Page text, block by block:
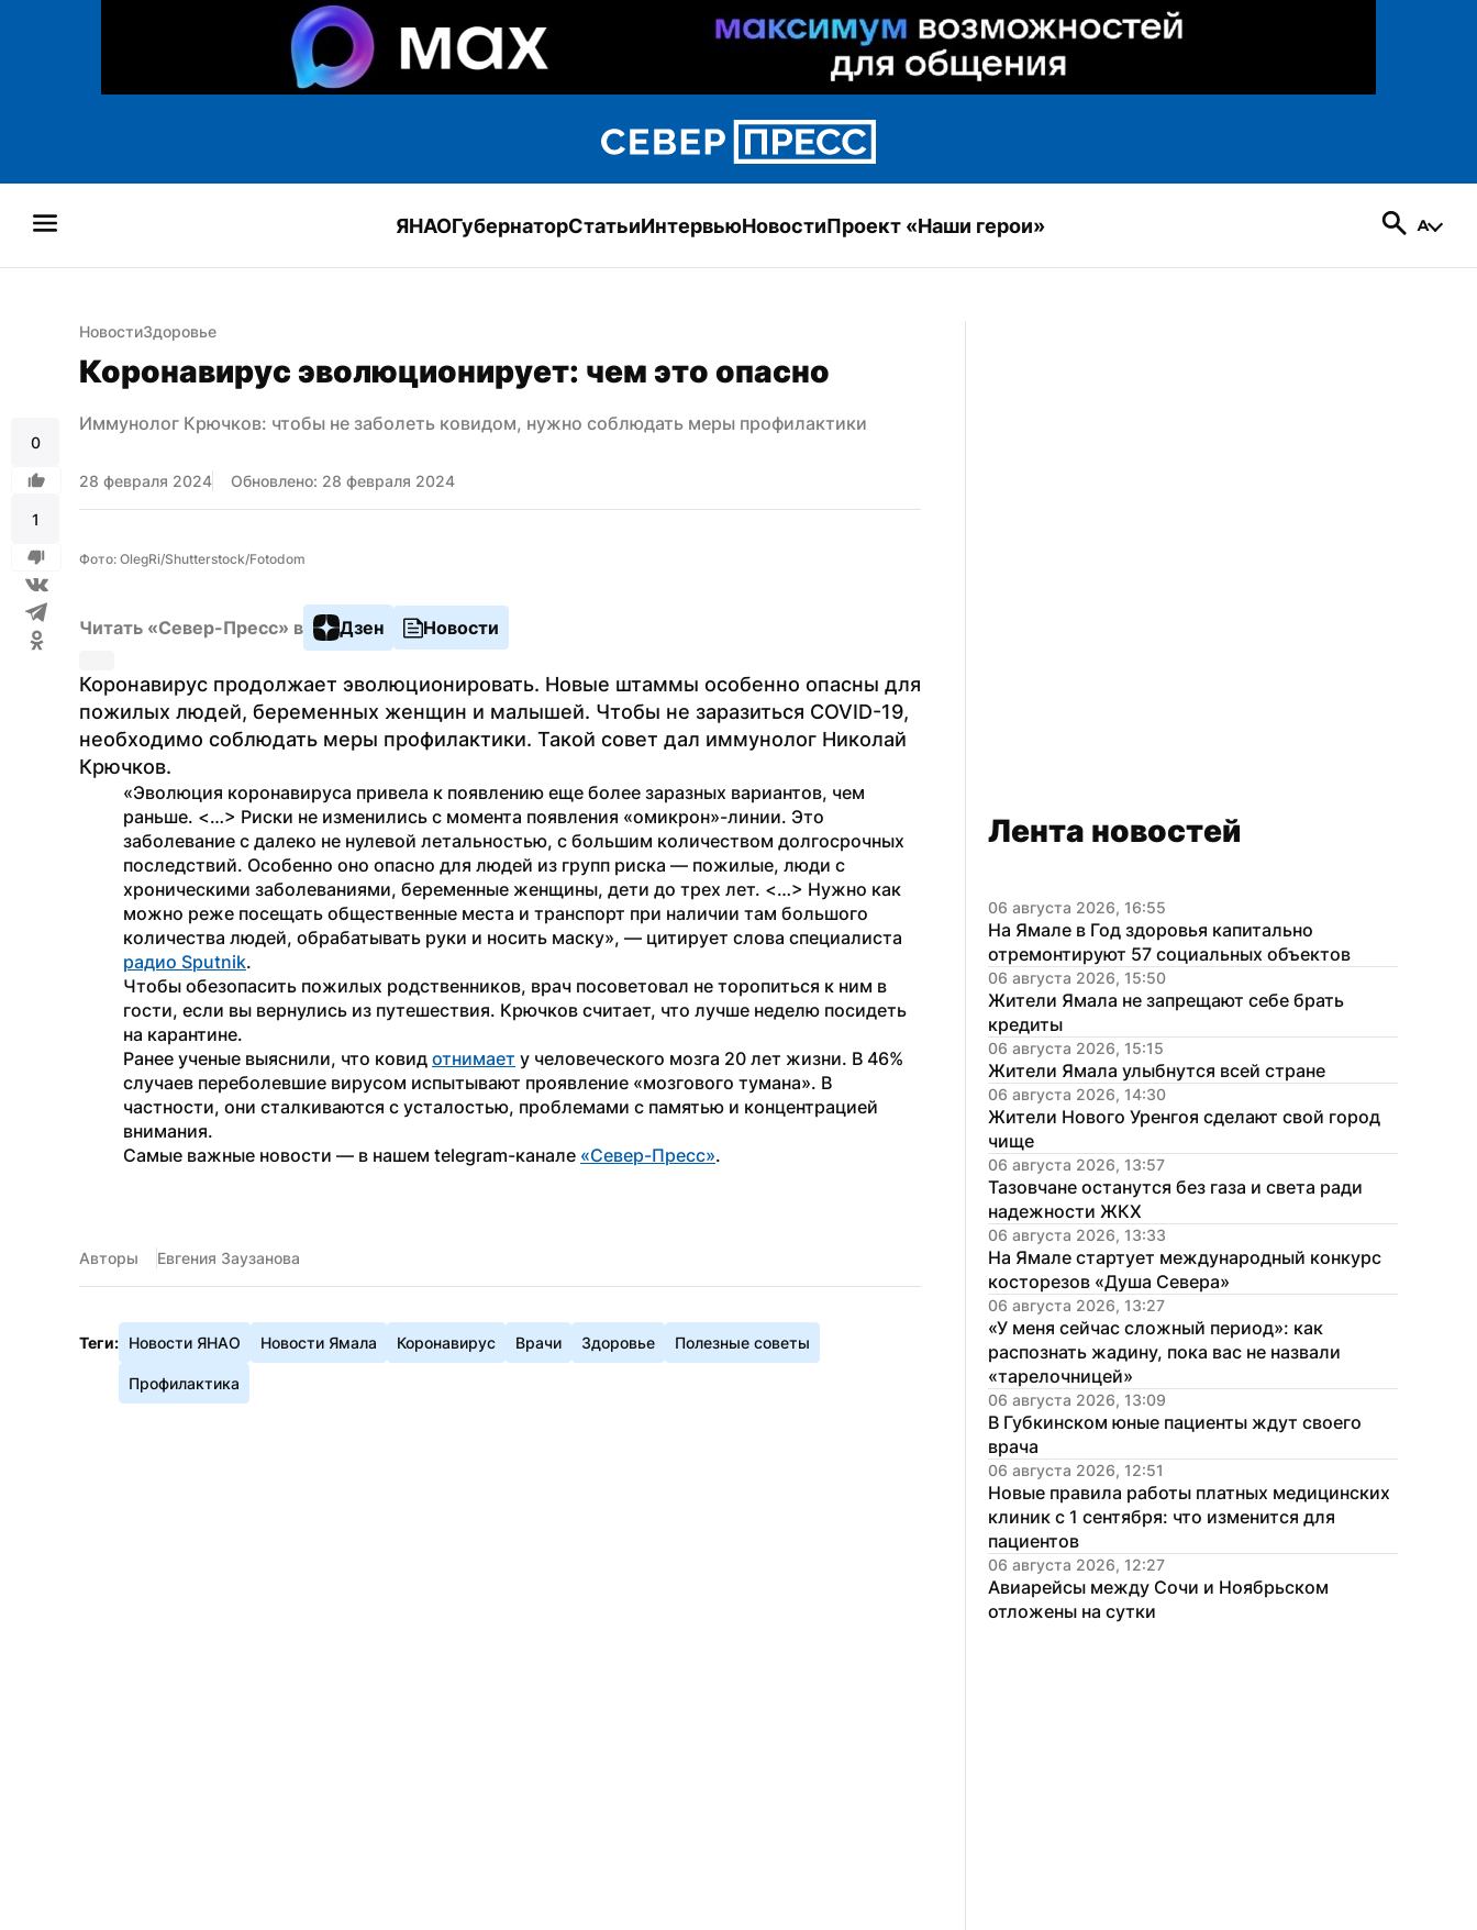
ЯНАОГубернаторСтатьиИнтервьюНовостиПроект «Наши герои»
0
1
НовостиЗдоровье
Коронавирус эволюционирует: чем это опасно
Иммунолог Крючков: чтобы не заболеть ковидом, нужно соблюдать меры профилактики
28 февраля 2024 Обновлено: 28 февраля 2024
Фото: OlegRi/Shutterstock/Fotodom
Читать «Север-Пресс» в Дзен Новости
Коронавирус продолжает эволюционировать. Новые штаммы особенно опасны для
пожилых людей, беременных женщин и малышей. Чтобы не заразиться COVID-19,
необходимо соблюдать меры профилактики. Такой совет дал иммунолог Николай
Крючков.
«Эволюция коронавируса привела к появлению еще более заразных вариантов, чем
раньше. <…> Риски не изменились с момента появления «омикрон»-линии. Это
заболевание с далеко не нулевой летальностью, с большим количеством долгосрочных
последствий. Особенно оно опасно для людей из групп риска — пожилые, люди с
хроническими заболеваниями, беременные женщины, дети до трех лет. <…> Нужно как
можно реже посещать общественные места и транспорт при наличии там большого
радио Sputnik.
Чтобы обезопасить пожилых родственников, врач посоветовал не торопиться к ним в
гости, если вы вернулись из путешествия. Крючков считает, что лучше неделю посидеть
на карантине.
Ранее ученые выяснили, что ковид отнимает у человеческого мозга 20 лет жизни. В 46%
случаев переболевшие вирусом испытывают проявление «мозгового тумана». В
частности, они сталкиваются с усталостью, проблемами с памятью и концентрацией
внимания.
Самые важные новости — в нашем telegram-канале «Север-Пресс».
Авторы Евгения Заузанова
Теги: Новости ЯНАО Новости Ямала Коронавирус Врачи Здоровье Полезные советы
Профилактика
Лента новостей
06 августа 2026, 16:55
На Ямале в Год здоровья капитально
отремонтируют 57 социальных объектов
06 августа 2026, 15:50
Жители Ямала не запрещают себе брать
кредиты
06 августа 2026, 15:15
Жители Ямала улыбнутся всей стране
06 августа 2026, 14:30
Жители Нового Уренгоя сделают свой город
чище
06 августа 2026, 13:57
Тазовчане останутся без газа и света ради
надежности ЖКХ
06 августа 2026, 13:33
На Ямале стартует международный конкурс
косторезов «Душа Севера»
06 августа 2026, 13:27
«У меня сейчас сложный период»: как
распознать жадину, пока вас не назвали
«тарелочницей»
06 августа 2026, 13:09
В Губкинском юные пациенты ждут своего
врача
06 августа 2026, 12:51
Новые правила работы платных медицинских
клиник с 1 сентября: что изменится для
пациентов
06 августа 2026, 12:27
Авиарейсы между Сочи и Ноябрьском
отложены на сутки